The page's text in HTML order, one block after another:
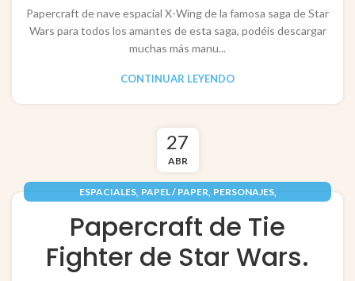
Papercraft de nave espacial X-Wing de la famosa saga de Star
Wars para todos los amantes de esta saga, podéis descargar
muchas más manu...
CONTINUAR LEYENDO
27
ABR
ESPACIALES, PAPEL / PAPER, PERSONAJES,
Papercraft de Tie
Fighter de Star Wars.